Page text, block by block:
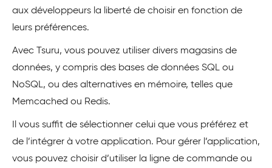
aux développeurs la liberté de choisir en fonction de
leurs préférences.
Avec Tsuru, vous pouvez utiliser divers magasins de
données, y compris des bases de données SQL ou
NoSQL, ou des alternatives en mémoire, telles que
Memcached ou Redis.
Il vous suffit de sélectionner celui que vous préférez et
de l’intégrer à votre application. Pour gérer l’application,
vous pouvez choisir d’utiliser la ligne de commande ou